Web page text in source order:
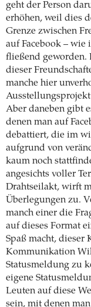
geht der Person
erhöhen, weil dies
Grenze zwischen
auf Facebook – wie
fließend geworden.
dieser
manche hier
Aber daneben gibt
denen man auf
debattiert, die im
aufgrund von
kaum noch
angesichts voller
Drahtseilakt, wirft
Überlegungen zu.
manch einer die
auf dieses Format
Spaß macht,
Kommunikation
Statusmeldung zu
eigene
Leuten auf diese
sein, mit denen